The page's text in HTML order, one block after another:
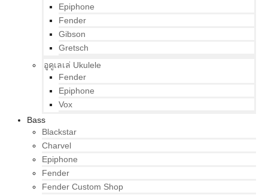
Epiphone
Fender
Gibson
Gretsch
อูคูเลเล่ Ukulele
Fender
Epiphone
Vox
Bass
Blackstar
Charvel
Epiphone
Fender
Fender Custom Shop